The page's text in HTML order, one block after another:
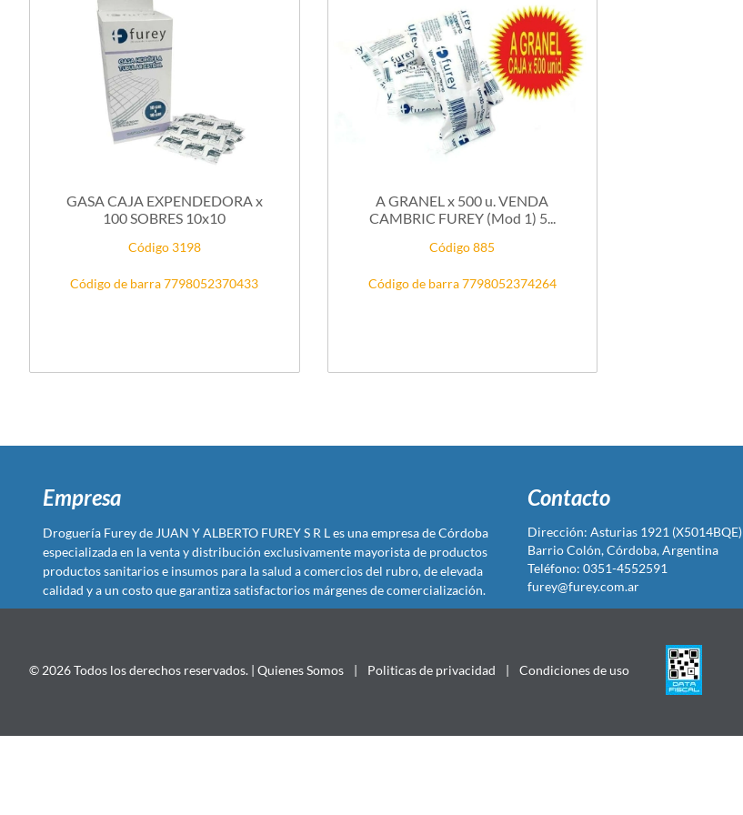
GASA CAJA EXPENDEDORA x
100 SOBRES 10x10
Código 3198
Código de barra 7798052370433
A GRANEL x 500 u. VENDA
CAMBRIC FUREY (Mod 1) 5...
Código 885
Código de barra 7798052374264
Empresa
Droguería Furey de JUAN Y ALBERTO FUREY S R L es una empresa de Córdoba
especializada en la venta y distribución exclusivamente mayorista de productos
productos sanitarios e insumos para la salud a comercios del rubro, de elevada
calidad y a un costo que garantiza satisfactorios márgenes de comercialización.
Contacto
Dirección: Asturias 1921 (X5014BQE)
Barrio Colón, Córdoba, Argentina
Teléfono: 0351-4552591
furey@furey.com.ar
© 2026 Todos los derechos reservados. | Quienes Somos | Politicas de privacidad | Condiciones de uso